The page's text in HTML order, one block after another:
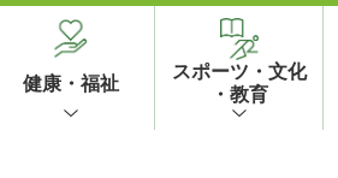
健康・福祉
スポーツ・文化
・教育